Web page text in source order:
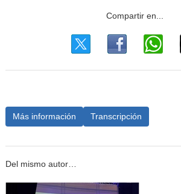
Más información Transcripción
Del mismo autor…